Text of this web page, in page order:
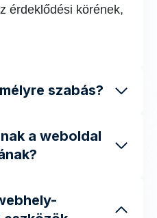
érdeklődési körének,
szabás?
a weboldal